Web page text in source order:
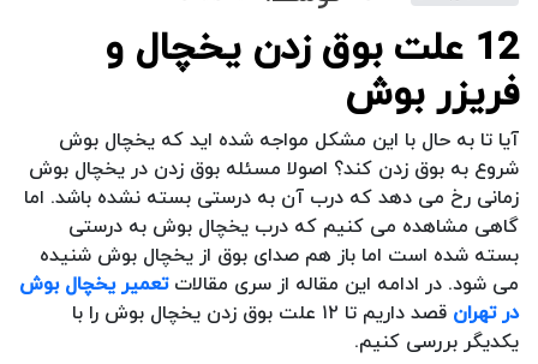
12 علت بوق زدن یخچال و
فریزر بوش
آیا تا به حال با این مشکل مواجه شده اید که یخچال بوش
شروع به بوق زدن کند؟ اصولا مسئله بوق زدن در یخچال بوش
زمانی رخ می دهد که درب آن به درستی بسته نشده باشد. اما
گاهی مشاهده می کنیم که درب یخچال بوش به درستی
بسته شده است اما باز هم صدای بوق از یخچال بوش شنیده
می شود. در ادامه این مقاله از سری مقالاتتعمیر یخچال بوش
در تهران
قصد داریم تا ۱۲ علت بوق زدن یخچال بوش را با
یکدیگر بررسی کنیم.